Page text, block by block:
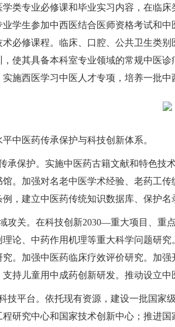
类专业必修课和毕业实习内容，在临
学生参加中西医结合医师资格考试和
必修课程。临床、口腔、公共卫生类
使其具备本科室专业领域的常规中医
施西医学习中医人才专项，培养一批中
平中医药传承保护与科技创新体系。
承保护。实施中医药古籍文献和特色技
。加强对名老中医学术经验、老药工
例，建立中医药传统知识数据库、保护名
攻关。在科技创新2030—重大项目、重
论、中药作用机理等重大科学问题研
。加强中医药临床疗效评价研究。加
持儿童用中成药创新研发。推动设立
技平台。依托现有资源，建设一批国家
研究中心和国家技术创新中心；推进